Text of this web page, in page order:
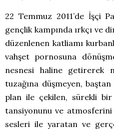
22 Temmuz 2011’de İşçi
gençlik kampında ırkçı ve
düzenlenen katliamı
vahşet pornosuna
nesnesi haline getirerek
tuzağına düşmeyen,
plan ile çekilen, sürekli
tansiyonunu ve atmosferini
sesleri ile yaratan ve